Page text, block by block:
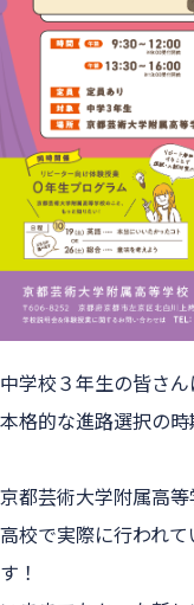
中学校３年生の皆さん
本格的な進路選択の時
京都芸術大学附属高等
高校で実際に行われ
す！